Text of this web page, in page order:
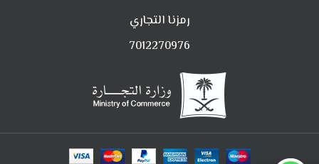
رمزنا التجاري
7012270976